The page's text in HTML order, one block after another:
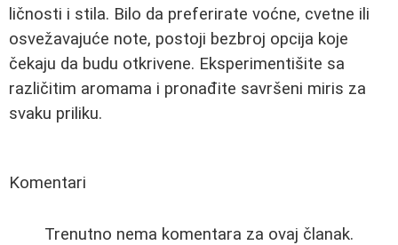
ličnosti i stila. Bilo da preferirate voćne, cvetne ili
osvežavajuće note, postoji bezbroj opcija koje
čekaju da budu otkrivene. Eksperimentišite sa
različitim aromama i pronađite savršeni miris za
svaku priliku.
Komentari
Trenutno nema komentara za ovaj članak.